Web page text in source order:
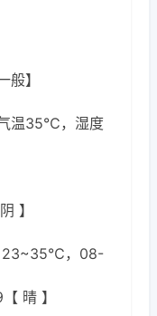
】
温35℃，湿度
】
23~35℃，08-
晴 】